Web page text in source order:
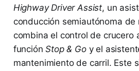
Highway Driver Assist, un
conducción semiautónoma de
combina el control de crucero
funciónStop & Goy el
mantenimiento de carril. Este